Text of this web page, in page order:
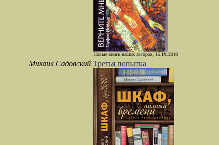
Новые книги наших авторов, 15.IX.2010
Михаил Садовский Третья попытка